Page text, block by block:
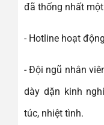
đã thống nhất
- Hotline hoạt
- Đội ngũ nhân
dày dặn kinh
túc, nhiệt tình.